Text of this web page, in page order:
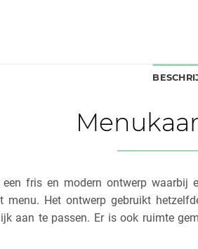
een fris en modern ontwerp
menu. Het ontwerp gebruikt
aan te passen. Er is ook ruimte